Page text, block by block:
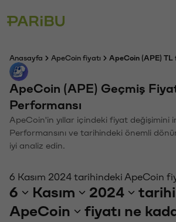
Anasayfa ApeCoin fiyatı ApeCoin (APE)
ApeCoin (APE) Geçmiş
Performansı
ApeCoin'in yıllar içindeki fiyat değişimini
Performansını ve tarihindeki önemli
iyi analiz edin.
6 Kasım 2024 tarihindeki ApeCoin
6 Kasım 2024
ApeCoin
fiyatı ne